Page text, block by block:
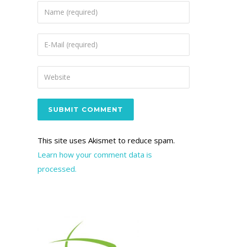
This site uses Akismet to reduce spam.
Learn how your comment data is
processed.